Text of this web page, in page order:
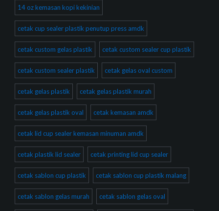
14 oz kemasan kopi kekinian
cetak cup sealer plastik penutup press amdk
cetak custom gelas plastik cetak custom sealer cup plastik
cetak custom sealer plastik cetak gelas oval custom
cetak gelas plastik cetak gelas plastik murah
cetak gelas plastik oval cetak kemasan amdk
cetak lid cup sealer kemasan minuman amdk
cetak plastik lid sealer cetak printing lid cup sealer
cetak sablon cup plastik cetak sablon cup plastik malang
cetak sablon gelas murah cetak sablon gelas oval